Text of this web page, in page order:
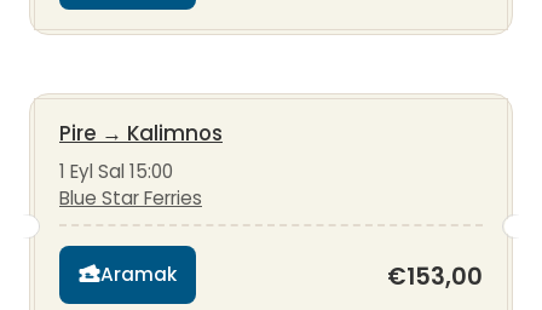
Pire → Kalimnos
1 Eyl Sal 15:00
Blue Star Ferries
Aramak €153,00